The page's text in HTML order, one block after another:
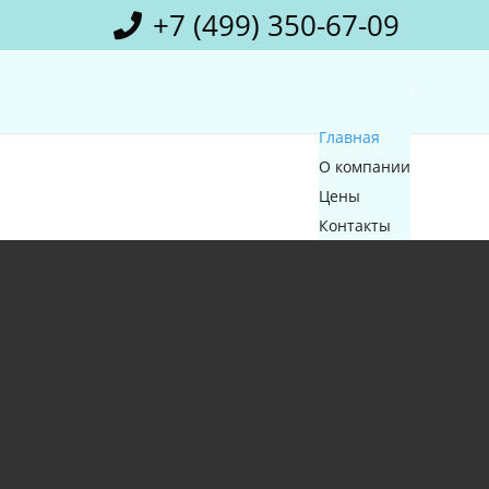
+7 (499) 350-67-09
Главная
О компании
Цены
Контакты